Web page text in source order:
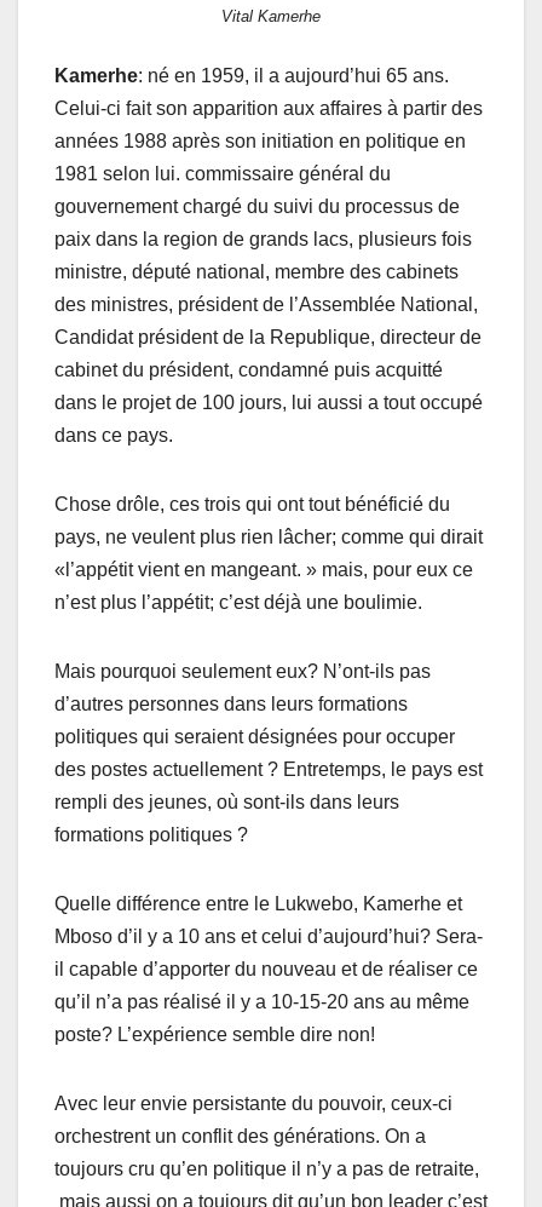
Vital Kamerhe
Kamerhe: né en 1959, il a aujourd’hui 65 ans.
Celui-ci fait son apparition aux affaires à partir des
années 1988 après son initiation en politique en
1981 selon lui. commissaire général du
gouvernement chargé du suivi du processus de
paix dans la region de grands lacs, plusieurs fois
ministre, député national, membre des cabinets
des ministres, président de l’Assemblée National,
Candidat président de la Republique, directeur de
cabinet du président, condamné puis acquitté
dans le projet de 100 jours, lui aussi a tout occupé
dans ce pays.
Chose drôle, ces trois qui ont tout bénéficié du
pays, ne veulent plus rien lâcher; comme qui dirait
«l’appétit vient en mangeant. » mais, pour eux ce
n’est plus l’appétit; c’est déjà une boulimie.
Mais pourquoi seulement eux? N’ont-ils pas
d’autres personnes dans leurs formations
politiques qui seraient désignées pour occuper
des postes actuellement ? Entretemps, le pays est
rempli des jeunes, où sont-ils dans leurs
formations politiques ?
Quelle différence entre le Lukwebo, Kamerhe et
Mboso d’il y a 10 ans et celui d’aujourd’hui? Sera-
il capable d’apporter du nouveau et de réaliser ce
qu’il n’a pas réalisé il y a 10-15-20 ans au même
poste? L’expérience semble dire non!
Avec leur envie persistante du pouvoir, ceux-ci
orchestrent un conflit des générations. On a
toujours cru qu’en politique il n’y a pas de retraite,
mais aussi on a toujours dit qu’un bon leader c’est